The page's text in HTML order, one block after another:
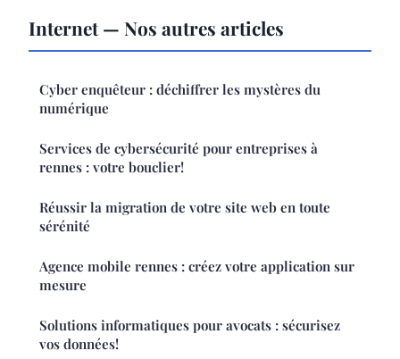
Internet — Nos autres articles
Cyber enquêteur : déchiffrer les mystères du
numérique
Services de cybersécurité pour entreprises à
rennes : votre bouclier!
Réussir la migration de votre site web en toute
sérénité
Agence mobile rennes : créez votre application sur
mesure
Solutions informatiques pour avocats : sécurisez
vos données!